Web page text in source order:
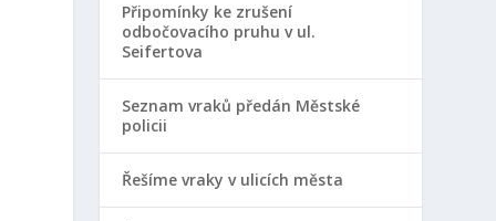
Připomínky ke zrušení
odbočovacího pruhu v ul.
Seifertova
Seznam vraků předán Městské
policii
Řešíme vraky v ulicích města